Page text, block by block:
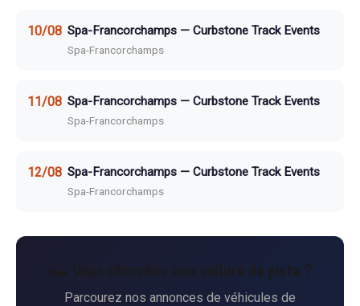
10/08 Spa-Francorchamps — Curbstone Track Events
Spa-Francorchamps
11/08 Spa-Francorchamps — Curbstone Track Events
Spa-Francorchamps
12/08 Spa-Francorchamps — Curbstone Track Events
Spa-Francorchamps
🏎️ Vous cherchez une voiture de piste ?
Parcourez nos annonces de véhicules de